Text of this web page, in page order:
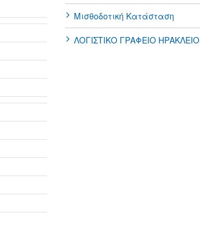
Μισθοδοτική Κατάσταση
ΛΟΓΙΣΤΙΚΟ ΓΡΑΦΕΙΟ ΗΡΑΚΛΕΙΟ